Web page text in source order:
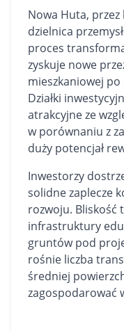
Nowa Huta,
dzielnica
proces
zyskuje nowe
mieszkaniowej
Działki
atrakcyjne ze
w porównaniu z
duży potencjał
Inwestorzy
solidne zaplecze
rozwoju. Bliskość
infrastruktury
gruntów pod
rośnie liczba
średniej
zagospodarować